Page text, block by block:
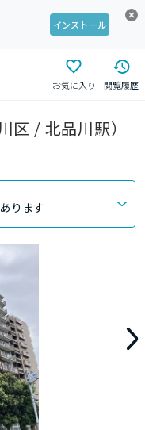
インストール
お気に入り 閲覧履歴
区 / 北品川駅）
ります